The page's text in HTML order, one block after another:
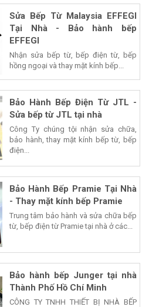
Sửa Bếp Từ Malaysia EFFEGI
Tại Nhà - Bảo hành bếp
EFFEGI
Nhận sửa bếp từ, bếp điện từ, bếp
hồng ngoại và thay mặt kính bếp...
Bảo Hành Bếp Điện Từ JTL -
Sửa bếp từ JTL tại nhà
Công Ty chúng tội nhận sửa chữa,
bảo hành, thay mặt kính bếp từ, bếp
điện...
Bảo Hành Bếp Pramie Tại Nhà
- Thay mặt kính bếp Pramie
Trung tâm bảo hành và sửa chữa bếp
từ, bếp điện từ Pramie tại nhà ở các...
Bảo hành bếp Junger tại nhà
Thành Phố Hồ Chí Minh
CÔNG TY TNHH THIẾT BỊ NHÀ BẾP